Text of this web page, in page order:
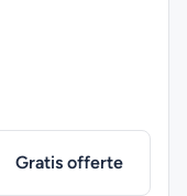
Gratis offerte